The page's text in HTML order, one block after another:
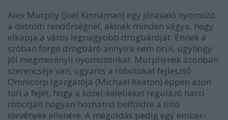
Alex Murphy (Joel Kinnaman) egy jóravaló nyomozó
a detroiti rendőrségnél, akinek minden vágya, hogy
elkapja a város legnagyobb drogbáróját. Ennek a
szóban forgó drogbáró annyira nem örül, úgyhogy
jól megmerényli nyomozónkat. Murphynek azonban
szerencséje van, ugyanis a robotokat fejlesztő
Omnicorp igazgatója (Michael Keaton) éppen azon
töri a fejét, hogy a közel-keletieket regulázó harci
robotjait hogyan hozhatná belföldre a tiltó
törvények ellenére. A megoldás pedig egy ember-